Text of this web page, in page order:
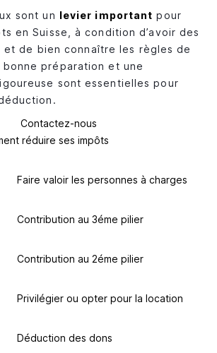
réduire ses impôts
Faire valoir les personnes à charges
Contribution au 3éme pilier
Contribution au 2éme pilier
Privilégier ou opter pour la location
Déduction des dons
sont un levier important pour
en Suisse, à condition d’avoir des
de bien connaître les règles de
bonne préparation et une
sont essentielles pour
Contactez-nous